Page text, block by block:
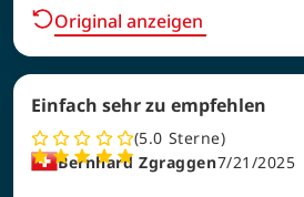
Original anzeigen
Einfach sehr zu empfehlen
5.0 Sterne
Bernhard Zgraggen7/21/2025